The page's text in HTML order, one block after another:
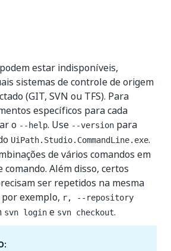
estar indisponíveis,
sistemas de controle de origem
(GIT, SVN ou TFS). Para
específicos para cada
o --help. Use --version para
UiPath.Studio.CommandLine.exe.
de vários comandos em
Além disso, certos
ser repetidos na mesma
exemplo, r, --repository
svn login e svn checkout.